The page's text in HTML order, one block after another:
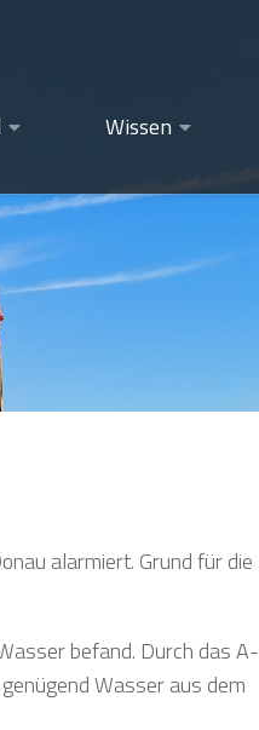
Wissen
alarmiert. Grund für die
befand. Durch das A-
Wasser aus dem